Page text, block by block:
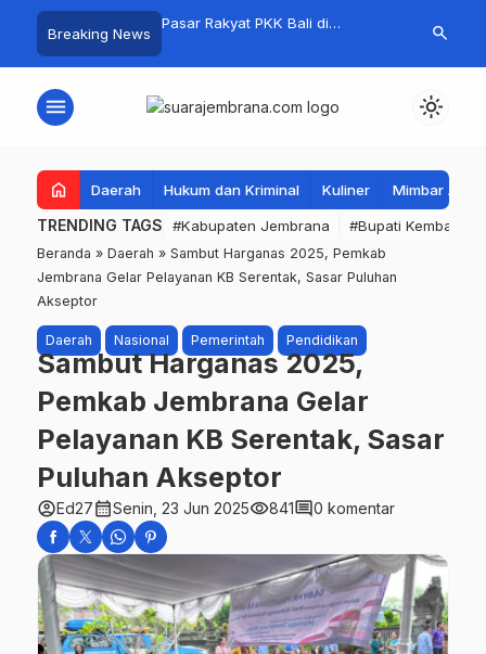
Breaking News
1 Resmi Digelar
Pasar Rakyat PKK Bali di
Tembus Rp.672 Juta Sehari
Kelola
Apresiasi
Mandala
search
menu light_mode
home Daerah Hukum dan Kriminal Kuliner Mimbar
TRENDING TAGS #Kabupaten Jembrana #Bupati Kembang
Beranda » Daerah » Sambut Harganas 2025, Pemkab
Jembrana Gelar Pelayanan KB Serentak, Sasar Puluhan
Akseptor
Daerah Nasional Pemerintah Pendidikan
Sambut Harganas 2025,
Pemkab Jembrana Gelar
Pelayanan KB Serentak, Sasar
Puluhan Akseptor
account_circleEd27calendar_monthSenin, 23 Jun 2025visibility841comment0 komentar